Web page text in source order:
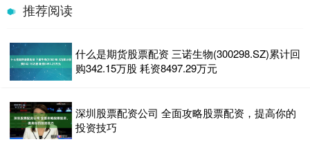
推荐阅读
什么是期货股票配资 三诺生物(300298.SZ)累计回
购342.15万股 耗资8497.29万元
深圳股票配资公司 全面攻略股票配资，提高你的
投资技巧